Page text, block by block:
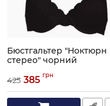
Бюстгальтер "Ноктюрн
стерео" чорний
425 385 грн